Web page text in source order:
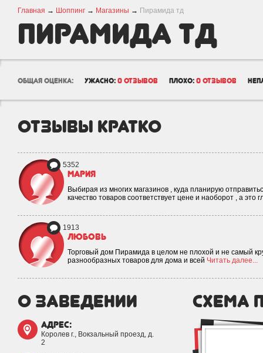
Главная → Шоппинг → Магазины → Пирамида тд
Пирамида тд
общая оценка: ужасно: 0 отзывов плохо: 0 отзывов
отзывы кратко
5352
Мария
Выбирая из многих магазинов , куда планирую
качество товаров соответствует цене и наоборот , а это
1913
Любовь
Торговый дом Пирамида в целом не плохой и не самый
разнообразных товаров для дома и всей Читать далее...
о заведении
адрес:
Королев г., Вокзальный проезд, д.
2
схема